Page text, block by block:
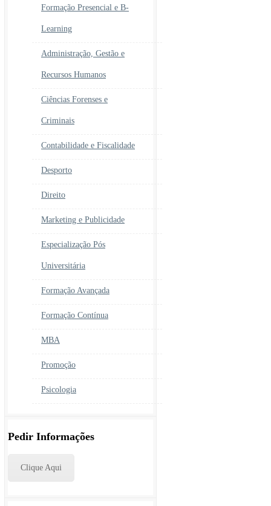
Formação Presencial e B-
Learning
Administração, Gestão e
Recursos Humanos
Ciências Forenses e
Criminais
Contabilidade e Fiscalidade
Desporto
Direito
Marketing e Publicidade
Especialização Pós
Universitária
Formação Avançada
Formação Contínua
MBA
Promoção
Psicologia
Pedir Informações
Clique Aqui